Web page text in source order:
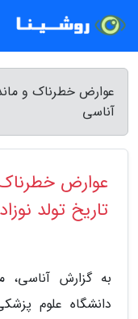
عوارض خطرناک و
آناسی
عوارض خطرناک
تاریخ تولد نوزاد
به گزارش آناسی،
دانشگاه علوم